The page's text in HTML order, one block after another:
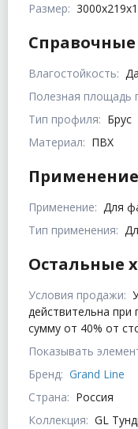
Размер:
Влагостойкость: Да
Полезная площадь
Тип профиля: Брус
Материал: ПВХ
Применение
Применение: Для
Тип применения:
Остальные
Условия продажи:
действительна
сумму от 40% от
Показывать
Бренд: Grand Line
Страна: Россия
Коллекция: GL